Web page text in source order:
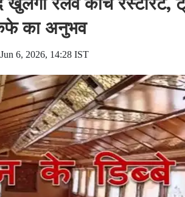
का अनुभव
Jun 6, 2026, 14:28 IST